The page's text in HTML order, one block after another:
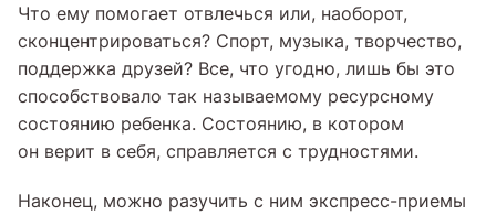
Что ему помогает отвлечься или, наоборот,
сконцентрироваться? Спорт, музыка, творчество,
поддержка друзей? Все, что угодно, лишь бы это
способствовало так называемому ресурсному
состоянию ребенка. Состоянию, в котором
он верит в себя, справляется с трудностями.
Наконец, можно разучить с ним экспресс-приемы